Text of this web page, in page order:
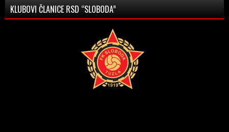
KLUBOVI ČLANICE RSD “SLOBODA”